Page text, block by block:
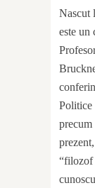
Nascut
este un
Politice
“filozof